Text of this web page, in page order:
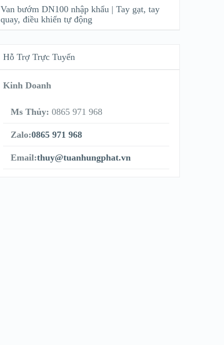
Van bướm DN100 nhập khẩu | Tay gạt, tay
quay, điều khiển tự động
Hỗ Trợ Trực Tuyến
Kinh Doanh
Ms Thủy: 0865 971 968
Zalo:0865 971 968
Email:thuy@tuanhungphat.vn